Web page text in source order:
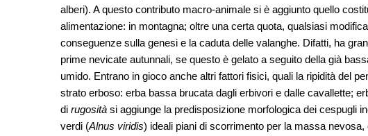
alberi). A questo contributo macro-animale si è aggiunto quello
alimentazione: in montagna; oltre una certa quota, qualsiasi
conseguenze sulla genesi e la caduta delle valanghe. Difatti, ha
prime nevicate autunnali, se questo è gelato a seguito della già
umido. Entrano in gioco anche altri fattori fisici, quali la ripidità del
strato erboso: erba bassa brucata dagli erbivori e dalle cavallette;
di rugosità si aggiunge la predisposizione morfologica dei cespugli
verdi (Alnus viridis) ideali piani di scorrimento per la massa